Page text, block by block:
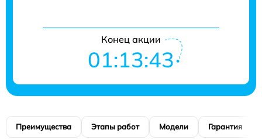
Конец акции
01:13:42
Преимущества Этапы работ Модели Гарантия